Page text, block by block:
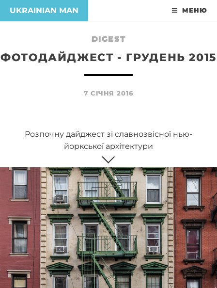
UKRAINIAN MAN МЕНЮ
DIGEST
ФОТОДАЙДЖЕСТ - ГРУДЕНЬ 2015
7 СІЧНЯ 2016
Розпочну дайджест зі славнозвісної нью-
йоркської архітектури